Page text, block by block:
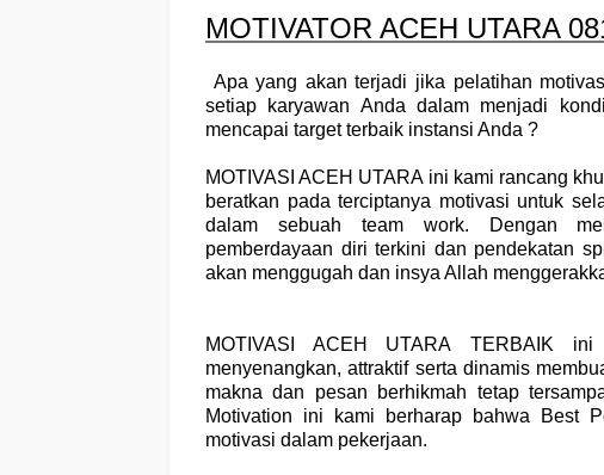
MOTIVATOR ACEH UTARA
Apa yang akan terjadi jika pelatihan
setiap karyawan Anda dalam menjadi
mencapai target terbaik instansi Anda ?
MOTIVASI ACEH UTARA ini kami rancang
beratkan pada terciptanya motivasi untuk
dalam sebuah team work. Dengan
pemberdayaan diri terkini dan pendekatan
akan menggugah dan insya Allah
MOTIVASI ACEH UTARA TERBAIK ini
menyenangkan, attraktif serta dinamis
makna dan pesan berhikmah tetap
Motivation ini kami berharap bahwa Best
motivasi dalam pekerjaan.